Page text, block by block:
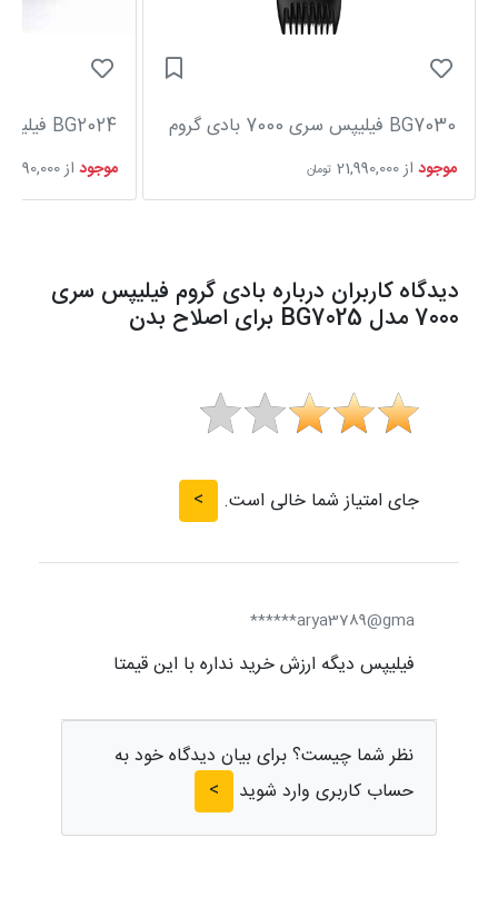
BG7030 فیلیپس سری 7000 بادی گروم
موجود از21,990,000 تومان
BG2024 فیلیپس سری 3000
موجود از
دیدگاه کاربران درباره بادی گروم فیلیپس سری
7000 مدل BG7025 برای اصلاح بدن
جای امتیاز شما خالی است. >
arya3789@gma******
فیلیپس دیگه ارزش خرید نداره با این قیمتا
نظر شما چیست؟ برای بیان دیدگاه خود به
حساب کاربری وارد شوید
>